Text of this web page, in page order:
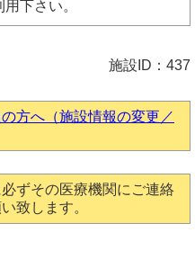
下さい。
施設ID：437
方へ（施設情報の変更／
ずその医療機関にご連絡
致します。